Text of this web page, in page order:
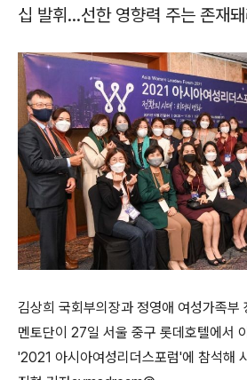
십 발휘...선한 영향력 주는 존재
김상희 국회부의장과 정영애 여성가족부
멘토단이 27일 서울 중구 롯데호텔에서
'2021 아시아여성리더스포럼'에 참석해